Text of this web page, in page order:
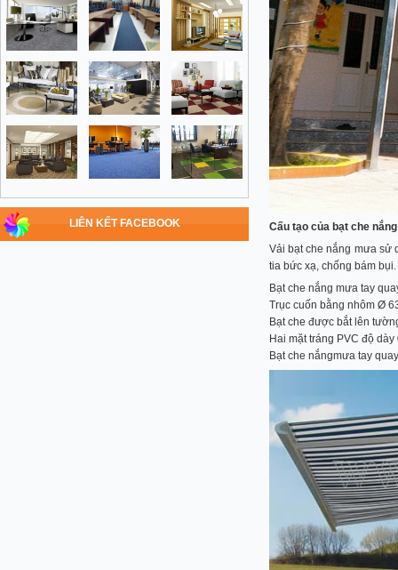
LIÊN KẾT FACEBOOK
Cấu tạo của bạt che
Vải bạt che nắng mưa sử
tia bức xạ, chống bám bụi.
Bạt che nắng mưa tay
Trục cuốn bằng nhôm Ø
Bạt che được bắt lên
Hai mặt tráng PVC độ
Bạt che nắngmưa tay